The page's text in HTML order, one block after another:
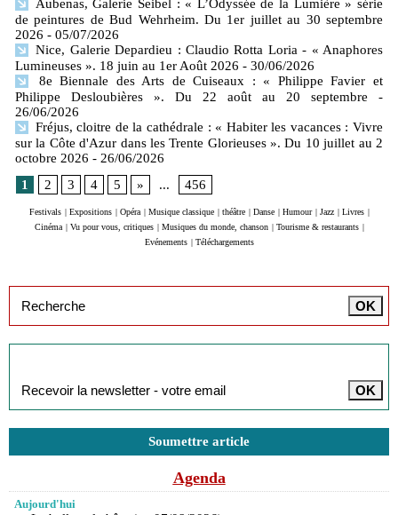
Aubenas, Galerie Seibel : « L’Odyssée de la Lumière » série
de peintures de Bud Wehrheim. Du 1er juillet au 30 septembre
2026 - 05/07/2026
Nice, Galerie Depardieu : Claudio Rotta Loria - « Anaphores
Lumineuses ». 18 juin au 1er Août 2026 - 30/06/2026
8e Biennale des Arts de Cuiseaux : « Philippe Favier et
Philippe Desloubières ». Du 22 août au 20 septembre
-
26/06/2026
Fréjus, cloitre de la cathédrale : « Habiter les vacances : Vivre
sur la Côte d'Azur dans les Trente Glorieuses ». Du 10 juillet au 2
octobre 2026 - 26/06/2026
1
2 3 4 5 » ... 456
Festivals | Expositions | Opéra | Musique classique | théâtre | Danse | Humour | Jazz | Livres |
Cinéma | Vu pour vous, critiques | Musiques du monde, chanson | Tourisme & restaurants |
Evénements | Téléchargements
Soumettre article
Agenda
Aujourd'hui